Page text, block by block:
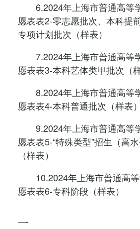
6.2024年上海市普通高等
愿表表2-零志愿批次、本科提
专项计划批次（样表）
7.2024年上海市普通高等
愿表表3-本科艺体类甲批次（样
8.2024年上海市普通高等
愿表表4-本科普通批次（样表）
9.2024年上海市普通高等
愿表表5-“特殊类型”招生（高
（样表）
10.2024年上海市普通高
愿表表6-专科阶段（样表）
—-